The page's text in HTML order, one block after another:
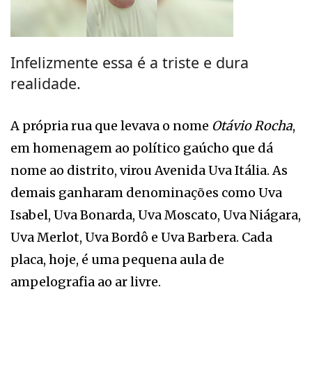
Infelizmente essa é a triste e dura
realidade.
A própria rua que levava o nome Otávio Rocha,
em homenagem ao político gaúcho que dá
nome ao distrito, virou Avenida Uva Itália. As
demais ganharam denominações como Uva
Isabel, Uva Bonarda, Uva Moscato, Uva Niágara,
Uva Merlot, Uva Bordô e Uva Barbera. Cada
placa, hoje, é uma pequena aula de
ampelografia ao ar livre.